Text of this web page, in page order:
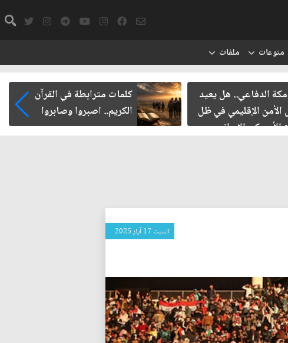
منوعات ملفات
هل يعيد
الإقليمي في ظل
الإيراني
كلمات مترابطة في القرآن
الكريم.. اصبروا وصابروا
السبت 17 آيار 2025